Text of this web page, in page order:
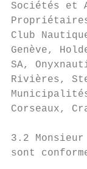
Sociétés et
Club
Genève,
SA,
Rivières,
Corseaux,
3.2
sont